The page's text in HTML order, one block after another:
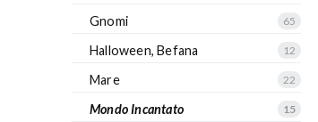
Gnomi 65
Halloween, Befana 12
Mare 22
Mondo Incantato 15